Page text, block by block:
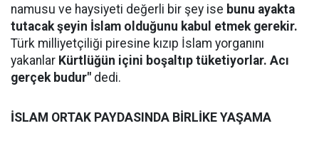
namusu ve haysiyeti değerli bir şey ise bunu ayakta
tutacak şeyin İslam olduğunu kabul etmek gerekir.
Türk milliyetçiliği piresine kızıp İslam yorganını
yakanlar Kürtlüğün içini boşaltıp tüketiyorlar. Acı
gerçek budur" dedi.
İSLAM ORTAK PAYDASINDA BİRLİKE YAŞAMA